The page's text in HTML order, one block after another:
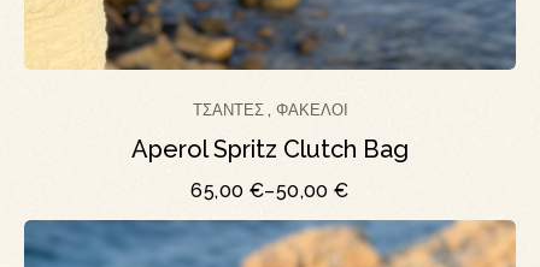
ΤΣΆΝΤΕΣ, ΦΆΚΕΛΟΙ
Aperol Spritz Clutch Bag
50,00€
–
65,00 €